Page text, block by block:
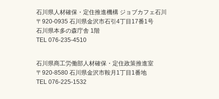
石川県人材確保・定住推進機構 ジョブカフェ石川
〒920-0935 石川県金沢市石引4丁目17番1号
石川県本多の森庁舎 1階
TEL 076-235-4510
石川県商工労働部人材確保・定住政策推進室
〒920-8580 石川県金沢市鞍月1丁目1番地
TEL 076-225-1532